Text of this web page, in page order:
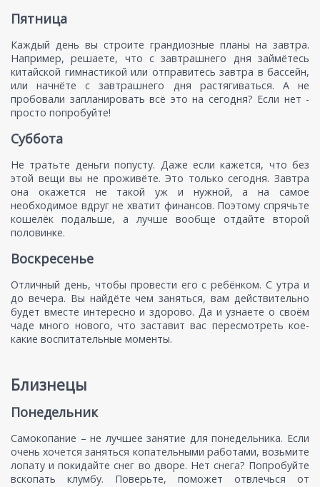
Пятница
Каждый день вы строите грандиозные планы на завтра.
Например, решаете, что с завтрашнего дня займётесь
китайской гимнастикой или отправитесь завтра в бассейн,
или начнёте с завтрашнего дня растягиваться. А не
пробовали запланировать всё это на сегодня? Если нет -
просто попробуйте!
Суббота
Не тратьте деньги попусту. Даже если кажется, что без
этой вещи вы не проживёте. Это только сегодня. Завтра
она окажется не такой уж и нужной, а на самое
необходимое вдруг не хватит финансов. Поэтому спрячьте
кошелёк подальше, а лучше вообще отдайте второй
половинке.
Воскресенье
Отличный день, чтобы провести его с ребёнком. С утра и
до вечера. Вы найдёте чем заняться, вам действительно
будет вместе интересно и здорово. Да и узнаете о своём
чаде много нового, что заставит вас пересмотреть кое-
какие воспитательные моменты.
Близнецы
Понедельник
Самокопание – не лучшее занятие для понедельника. Если
очень хочется заняться копательными работами, возьмите
лопату и покидайте снег во дворе. Нет снега? Попробуйте
вскопать клумбу. Поверьте, поможет отвлечься от